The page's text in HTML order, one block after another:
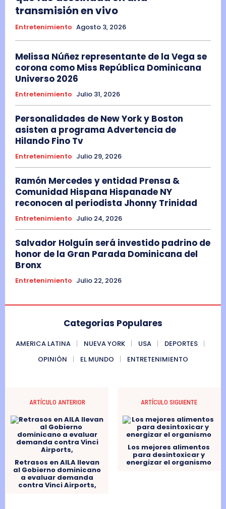
transmisión en vivo
Entretenimiento Agosto 3, 2026
Melissa Núñez representante de la Vega se
corona como Miss República Dominicana
Universo 2026
Entretenimiento Julio 31, 2026
Personalidades de New York y Boston
asisten a programa Advertencia de
Hilando Fino Tv
Entretenimiento Julio 29, 2026
Ramón Mercedes y entidad Prensa &
Comunidad Hispana Hispanade NY
reconocen al periodista Jhonny Trinidad
Entretenimiento Julio 24, 2026
Salvador Holguín será investido padrino de
honor de la Gran Parada Dominicana del
Bronx
Entretenimiento Julio 22, 2026
Categorias Populares
AMERICA LATINA NUEVA YORK USA
DEPORTES
OPINIÓN
EL MUNDO ENTRETENIMIENTO
ARTÍCULO ANTERIOR
Retrasos en AILA llevan
al Gobierno dominicano
a evaluar demanda
contra Vinci Airports,
ARTÍCULO SIGUIENTE
Los mejores alimentos
para desintoxicar y
energizar el organismo